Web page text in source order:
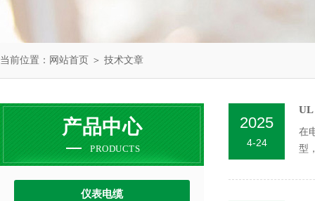
当前位置： 网站首页 ＞ 技术文章
产品中心
PRODUCTS
仪表电缆
2025
4-24
UL
在
型